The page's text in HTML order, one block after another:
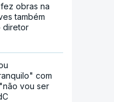
obras na
também
diretor
com
vou ser